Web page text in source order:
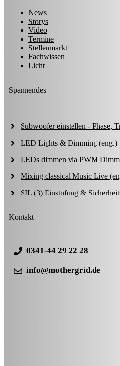
News
Storys
Video
Termine
Stellenmarkt
Fachwissen
Licht
Spannendes
Subwoofer einstellen - Phase,
LED Lights & Dimming (eng.)
LEDs dimmen via PWM
Mixing classical Music Live
SIL (3) Einstufung &
Kontakt
0341-44 29 22 28
info@mothergrid.de